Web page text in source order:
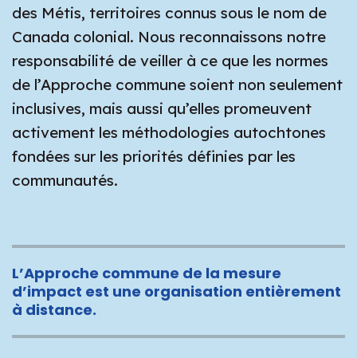
des Métis, territoires connus sous le nom de
Canada colonial. Nous reconnaissons notre
responsabilité de veiller à ce que les normes
de l’Approche commune soient non seulement
inclusives, mais aussi qu’elles promeuvent
activement les méthodologies autochtones
fondées sur les priorités définies par les
communautés.
L’Approche commune de la mesure
d’impact est une organisation entièrement
à distance.